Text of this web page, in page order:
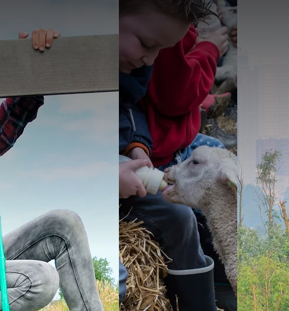
Bezoek de Zuidpolder
Kijk hier voor de vlinderroute
Kijk hier wat er allemaal te